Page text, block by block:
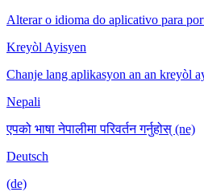
Alterar o idioma do aplicativo para
Kreyòl Ayisyen
Chanje lang aplikasyon an an kreyòl
Nepali
एपको भाषा नेपालीमा परिवर्तन गर्नुहोस् (ne)
Deutsch
(de)